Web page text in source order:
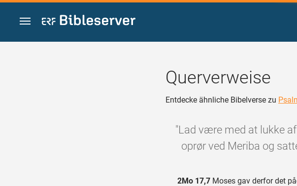
Zum Inhalt springen
Querverweise
Entdecke ähnliche Bibelverse zu
"Lad være med at lukke
oprør ved Meriba og
2Mo 17,7 Moses gav derfor det